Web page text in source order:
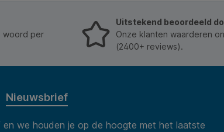
woord per
Uitstekend beoordeeld
Onze klanten waarderen
(2400+ reviews).
Nieuwsbrief
we houden je op de hoogte met het laatste